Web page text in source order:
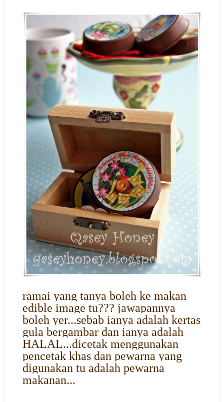
ramai yang tanya boleh ke makan
edible image tu??? jawapannya
boleh yer...sebab ianya adalah kertas
gula bergambar dan ianya adalah
HALAL...dicetak menggunakan
pencetak khas dan pewarna yang
digunakan tu adalah pewarna
makanan...